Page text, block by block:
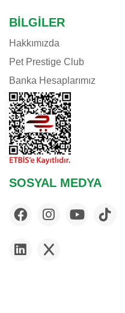
BILGILER
Hakkımızda
Pet Prestige Club
Banka Hesaplarımız
SOSYAL MEDYA